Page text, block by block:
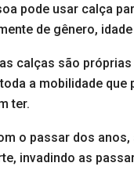
pode usar calça
de gênero,
calças são
a mobilidade que
ter.
o passar dos
invadindo as